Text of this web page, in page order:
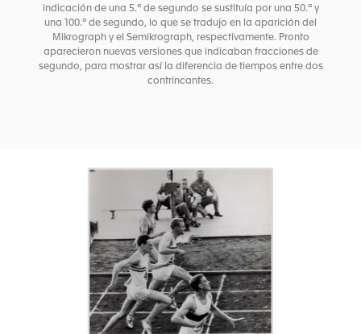
indicación de una 5.ª de segundo se sustituía por una 50.ª y
una 100.ª de segundo, lo que se tradujo en la aparición del
Mikrograph y el Semikrograph, respectivamente. Pronto
aparecieron nuevas versiones que indicaban fracciones de
segundo, para mostrar así la diferencia de tiempos entre dos
contrincantes.